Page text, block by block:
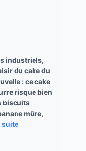
industriels,
du cake du
: ce cake
risque bien
biscuits
mûre,
suite